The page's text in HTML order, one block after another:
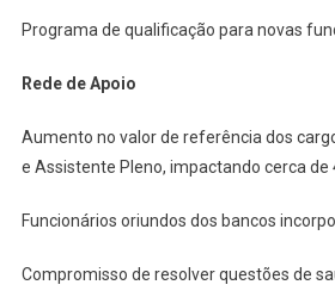
Programa de qualificação para novas
Rede de Apoio
Aumento no valor de referência dos
e Assistente Pleno, impactando cerca de
Funcionários oriundos dos bancos
Compromisso de resolver questões de